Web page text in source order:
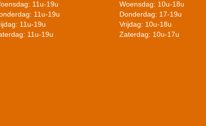
11u-19u
11u-19u
11u-19u
11u-19u
Woensdag: 10u-18u
Donderdag: 17-19u
Vrijdag: 10u-18u
Zaterdag: 10u-17u